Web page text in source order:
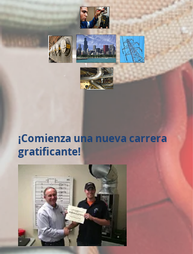
¡Comienza una nueva carrera
gratificante!